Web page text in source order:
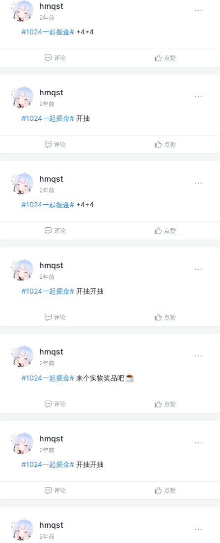
hmqst
2年前
#1024一起掘金# +4+4
评论 点赞
hmqst
2年前
#1024一起掘金# 开抽
评论 点赞
hmqst
2年前
#1024一起掘金# +4+4
评论 点赞
hmqst
2年前
#1024一起掘金# 开抽开抽
评论 点赞
hmqst
2年前
#1024一起掘金# 来个实物奖品吧
评论 点赞
hmqst
2年前
#1024一起掘金# 开抽开抽
评论 点赞
hmqst
2年前